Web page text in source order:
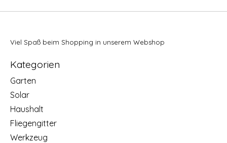
Viel Spaß beim Shopping in unserem Webshop
Kategorien
Garten
Solar
Haushalt
Fliegengitter
Werkzeug